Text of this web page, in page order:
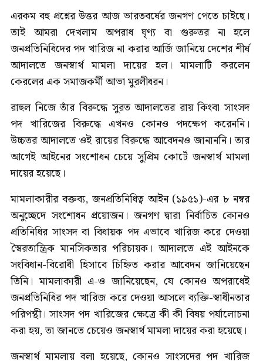
এরকম বহু প্রশ্নের উত্তর আজ ভারতবর্ষের জনগণ পেতে চাইছে।
তাই আমরা দেখলাম অপরাধ ঘৃণ্য বা গুরুতর না হলে
জনপ্রতিনিধিদের পদ খারিজ না করার আর্জি জানিয়ে দেশের শীর্ষ
আদালতে জনস্বার্থ মামলা দায়ের হল। মামলাটি করলেন
কেরলের এক সমাজকর্মী আভা মুরলীধরন।
রাহুল নিজে তাঁর বিরুদ্ধে সুরত আদালতের রায় কিংবা সাংসদ
পদ খারিজের বিরুদ্ধে এখনও কোনও পদক্ষেপ করেননি।
উচ্চতর আদালতে ওই রায়ের বিরুদ্ধে আবেদনও জানাননি। তার
আগেই আইনের সংশোধন চেয়ে সুপ্রিম কোর্টে জনস্বার্থ মামলা
দায়ের হয়েছে।
মামলাকারীর বক্তব্য, জনপ্রতিনিধিত্ব আইন (১৯৫১)-এর ৮ নম্বর
অনুচ্ছেদে সংশোধন প্রয়োজন। জনগণ দ্বারা নির্বাচিত কোনও
প্রতিনিধির সাংসদ বা বিধায়ক পদ এভাবে খারিজ করে দেওয়া
স্বৈরতান্ত্রিক মানসিকতার পরিচায়ক। আদালতে এই আইনকে
সংবিধান-বিরোধী হিসাবে চিহ্নিত করার আবেদন জানিয়েছেন
তিনি। মামলাকারী এ-ও জানিয়েছেন, যে কোনও অপরাধেই
জনপ্রতিনিধির পদ খারিজ করে দেওয়া আসলে ব্যক্তি-স্বাধীনতার
পরিপন্থী। সাংসদ পদ খারিজের ক্ষেত্রে কী কী বিষয় পর্যালোচনা
করা হয়, তা জানতে চেয়েও জনস্বার্থ মামলা দায়ের করা হয়েছে।
জনস্বার্থ মামলায় বলা হয়েছে, কোনও সাংসদের পদ খারিজ